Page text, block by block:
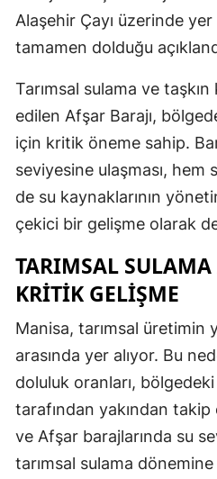
Alaşehir Çayı üzerinde yer
tamamen dolduğu
Tarımsal sulama ve
edilen Afşar Barajı,
için kritik öneme sahip.
seviyesine ulaşması, hem
de su kaynaklarının
çekici bir gelişme olarak
TARIMSAL
KRITIK GELIŞME
Manisa, tarımsal üretimin
arasında yer alıyor. Bu
doluluk oranları,
tarafından yakından
ve Afşar barajlarında su
tarımsal sulama